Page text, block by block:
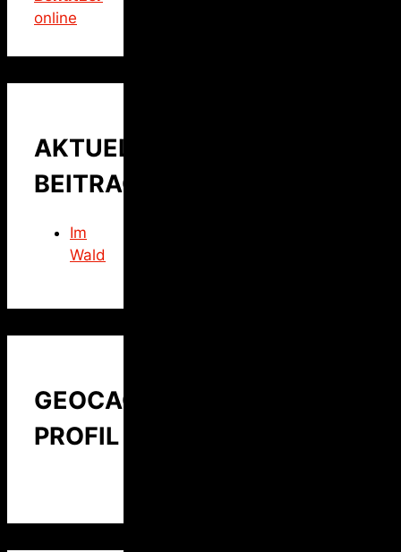
online
AKTUELLER
BEITRAG
Im
Wald
GEOCACHING
PROFIL